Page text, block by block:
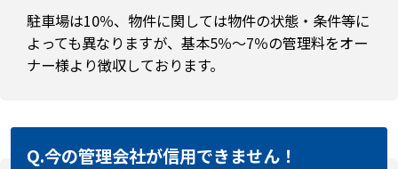
駐車場は10％、物件に関しては物件の状態・条件等に
よっても異なりますが、基本5％～7％の管理料をオー
ナー様より徴収しております。
Q.今の管理会社が信用できません！